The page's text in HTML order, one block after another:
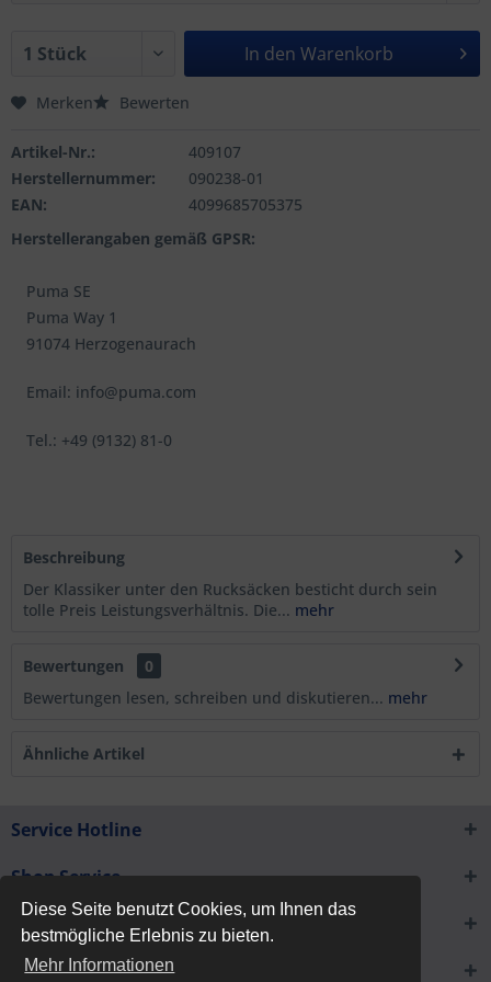
Diese Seite benutzt Cookies, um Ihnen das
bestmögliche Erlebnis zu bieten.
Mehr Informationen
In den Warenkorb
Merken Bewerten
Artikel-Nr.:
409107
Herstellernummer:
090238-01
EAN:
4099685705375
Herstellerangaben gemäß GPSR:
Puma SE
Puma Way 1
91074 Herzogenaurach
Email: info@puma.com
Tel.: +49 (9132) 81-0
Beschreibung
Der Klassiker unter den Rucksäcken besticht durch sein
tolle Preis Leistungsverhältnis. Die... mehr
Bewertungen
0
Bewertungen lesen, schreiben und diskutieren... mehr
Ähnliche Artikel
Service Hotline
Shop Service
Informationen
Newsletter